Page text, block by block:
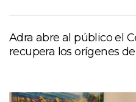
Adra abre al público el
recupera los orígenes